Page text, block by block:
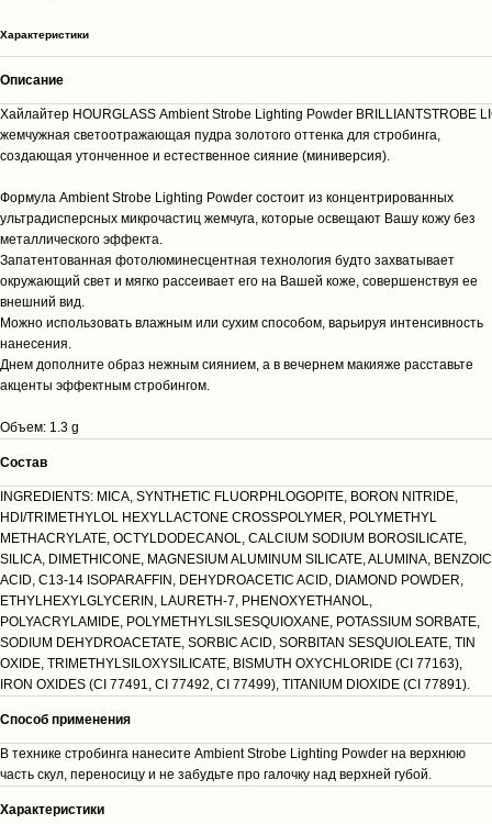
Характеристики
Описание
Хайлайтер HOURGLASS Ambient Strobe Lighting Powder BRILLIANTSTROBE
жемчужная светоотражающая пудра золотого оттенка для стробинга,
создающая утонченное и естественное сияние (миниверсия).
Формула Ambient Strobe Lighting Powder состоит из концентрированных
ультрадисперсных микрочастиц жемчуга, которые освещают Вашу кожу без
металлического эффекта.
Запатентованная фотолюминесцентная технология будто захватывает
окружающий свет и мягко рассеивает его на Вашей коже, совершенствуя ее
внешний вид.
Можно использовать влажным или сухим способом, варьируя интенсивность
нанесения.
Днем дополните образ нежным сиянием, а в вечернем макияже расставьте
акценты эффектным стробингом.
Объем: 1.3 g
Cостав
INGREDIENTS: MICA, SYNTHETIC FLUORPHLOGOPITE, BORON NITRIDE,
HDI/TRIMETHYLOL HEXYLLACTONE CROSSPOLYMER, POLYMETHYL
METHACRYLATE, OCTYLDODECANOL, CALCIUM SODIUM BOROSILICATE,
SILICA, DIMETHICONE, MAGNESIUM ALUMINUM SILICATE, ALUMINA, BENZOIC
ACID, C13-14 ISOPARAFFIN, DEHYDROACETIC ACID, DIAMOND POWDER,
ETHYLHEXYLGLYCERIN, LAURETH-7, PHENOXYETHANOL,
POLYACRYLAMIDE, POLYMETHYLSILSESQUIOXANE, POTASSIUM SORBATE,
SODIUM DEHYDROACETATE, SORBIC ACID, SORBITAN SESQUIOLEATE, TIN
OXIDE, TRIMETHYLSILOXYSILICATE, BISMUTH OXYCHLORIDE (CI 77163),
IRON OXIDES (CI 77491, CI 77492, CI 77499), TITANIUM DIOXIDE (CI 77891).
Способ применения
В технике стробинга нанесите Ambient Strobe Lighting Powder на верхнюю
часть скул, переносицу и не забудьте про галочку над верхней губой.
Характеристики